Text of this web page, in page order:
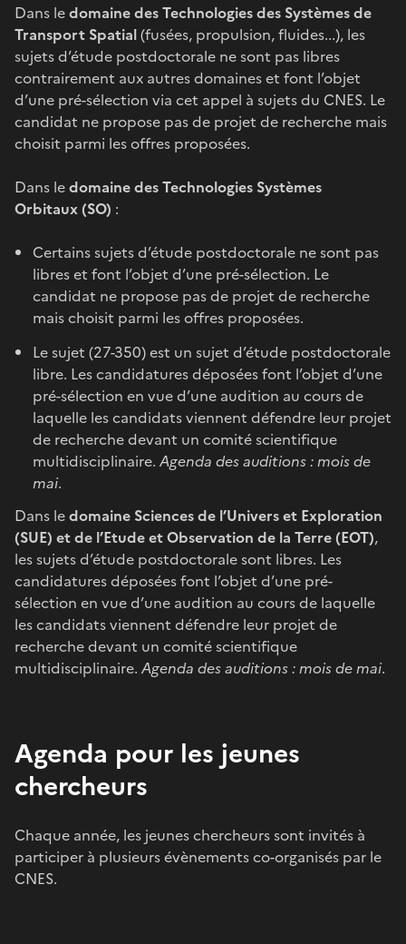
Dans ledomaine des Technologies des Systèmes de
Transport Spatial(fusées, propulsion, fluides...), les
sujets d’étude postdoctorale ne sont pas libres
contrairement aux autres domaines et font l’objet
d’une pré-sélection via cet appel à sujets du CNES. Le
candidat ne propose pas de projet de recherche mais
choisit parmi les offres proposées.
Dans ledomaine des Technologies Systèmes
Orbitaux (SO) :
Certains sujets d’étude postdoctorale ne sont pas
libres et font l’objet d’une pré-sélection. Le
candidat ne propose pas de projet de recherche
mais choisit parmi les offres proposées.
Le sujet (27-350) est un sujet d’étude postdoctorale
libre. Les candidatures déposées font l’objet d’une
pré-sélection en vue d’une audition au cours de
laquelle les candidats viennent défendre leur projet
de recherche devant un comité scientifique
multidisciplinaire. Agenda des auditions : mois de
mai.
Dans ledomaine Sciences de l’Univers et Exploration
(SUE) et de l’Etude et Observation de la Terre (EOT),
les sujets d’étude postdoctorale sont libres. Les
candidatures déposées font l’objet d’une pré-
sélection en vue d’une audition au cours de laquelle
les candidats viennent défendre leur projet de
recherche devant un comité scientifique
multidisciplinaire. Agenda des auditions : mois de mai.
Agenda pour les jeunes
chercheurs
Chaque année, les jeunes chercheurs sont invités à
participer à plusieurs évènements co-organisés par le
CNES.